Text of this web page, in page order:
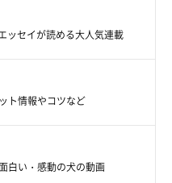
ッセイが読める大人気連載
ト情報やコツなど
白い・感動の犬の動画